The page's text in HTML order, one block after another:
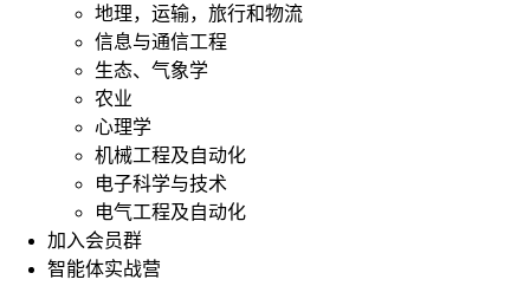
地理，运输，旅行和物流
信息与通信工程
生态、气象学
农业
心理学
机械工程及自动化
电子科学与技术
电气工程及自动化
加入会员群
智能体实战营